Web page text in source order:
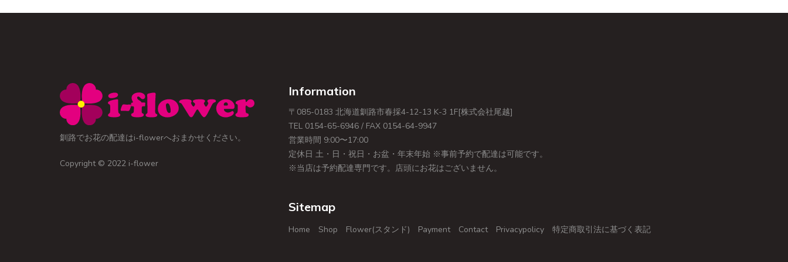
釧路でお花の配達はi-flowerへおまかせください。
Copyright © 2022 i-flower
Information
〒085-0183 北海道釧路市春採4-12-13 K-3 1F[株式会社尾越]
TEL 0154-65-6946 / FAX 0154-64-9947
営業時間 9:00〜17:00
定休日 土・日・祝日・お盆・年末年始 ※事前予約で配達は可能です。
※当店は予約配達専門です。店頭にお花はございません。
Sitemap
Home Shop Flower(スタンド) Payment Contact Privacypolicy 特定商取引法に基づく表記